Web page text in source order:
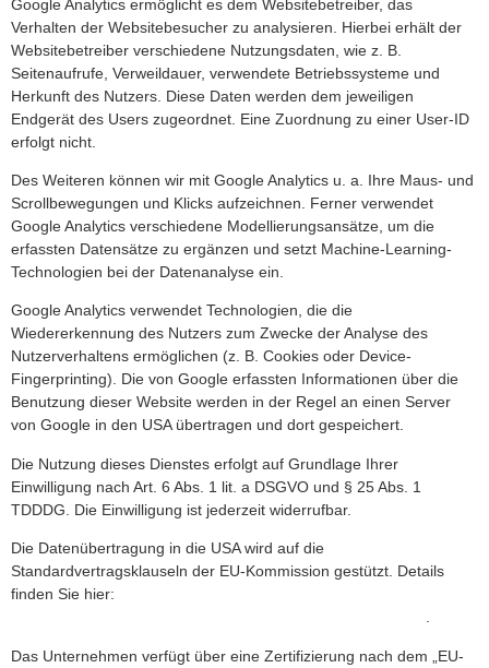
Google Analytics ermöglicht es dem Websitebetreiber, das
Verhalten der Websitebesucher zu analysieren. Hierbei erhält der
Websitebetreiber verschiedene Nutzungsdaten, wie z. B.
Seitenaufrufe, Verweildauer, verwendete Betriebssysteme und
Herkunft des Nutzers. Diese Daten werden dem jeweiligen
Endgerät des Users zugeordnet. Eine Zuordnung zu einer User-ID
erfolgt nicht.
Des Weiteren können wir mit Google Analytics u. a. Ihre Maus- und
Scrollbewegungen und Klicks aufzeichnen. Ferner verwendet
Google Analytics verschiedene Modellierungsansätze, um die
erfassten Datensätze zu ergänzen und setzt Machine-Learning-
Technologien bei der Datenanalyse ein.
Google Analytics verwendet Technologien, die die
Wiedererkennung des Nutzers zum Zwecke der Analyse des
Nutzerverhaltens ermöglichen (z. B. Cookies oder Device-
Fingerprinting). Die von Google erfassten Informationen über die
Benutzung dieser Website werden in der Regel an einen Server
von Google in den USA übertragen und dort gespeichert.
Die Nutzung dieses Dienstes erfolgt auf Grundlage Ihrer
Einwilligung nach Art. 6 Abs. 1 lit. a DSGVO und § 25 Abs. 1
TDDDG. Die Einwilligung ist jederzeit widerrufbar.
Die Datenübertragung in die USA wird auf die
Standardvertragsklauseln der EU-Kommission gestützt. Details
finden Sie hier:
Das Unternehmen verfügt über eine Zertifizierung nach dem „EU-